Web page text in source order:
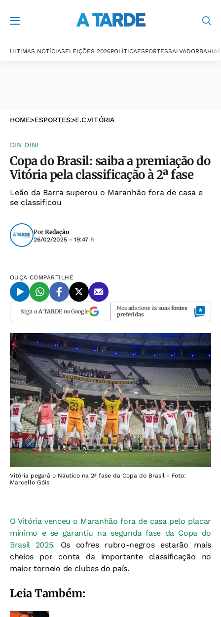
ÚLTIMAS NOTÍCIASELEIÇÕES 2026POLÍTICAESPORTESSALVADORBAHIA
HOME>ESPORTES>E.C.VITÓRIA
DIN DIN!
Copa do Brasil: saiba a premiação do
Vitória pela classificação à 2ª fase
Leão da Barra superou o Maranhão fora de casa e
se classificou
Por Redação
26/02/2025 - 19:47 h
OUÇA COMPARTILHE
Siga o A TARDEno Google Nos adicione às suas fontes
preferidas
Vitória pegará o Náutico na 2ª fase da Copa do Brasil - Foto:
Marcello Góis
O Vitória venceu o Maranhão fora de casa pelo placar
mínimo e se garantiu na segunda fase da Copa do
Brasil 2025. Os cofres rubro-negros estarão mais
cheios por conta da importante classificação no
maior torneio de clubes do país.
Leia Também: